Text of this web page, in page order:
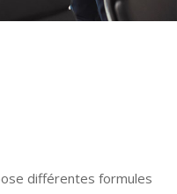
différentes formules